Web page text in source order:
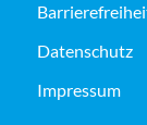
Datenschutz
Impressum